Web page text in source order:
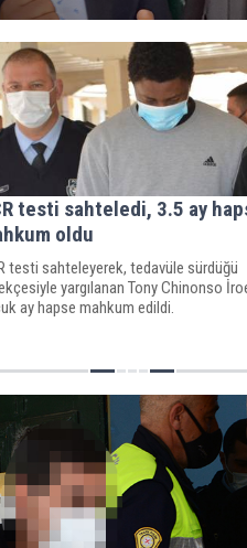
testi sahteledi, 3.5 ay
oldu
testi sahteleyerek, tedavüle sürdüğü
yargılanan Tony Chinonso
ay hapse mahkum edildi.